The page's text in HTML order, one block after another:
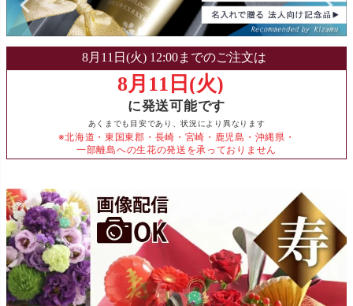
に発送可能です
あくまでも目安であり、状況により異なります
※北海道・東国東郡・長崎・宮崎・鹿児島・沖縄県・
一部離島への生花の発送を承っておりません